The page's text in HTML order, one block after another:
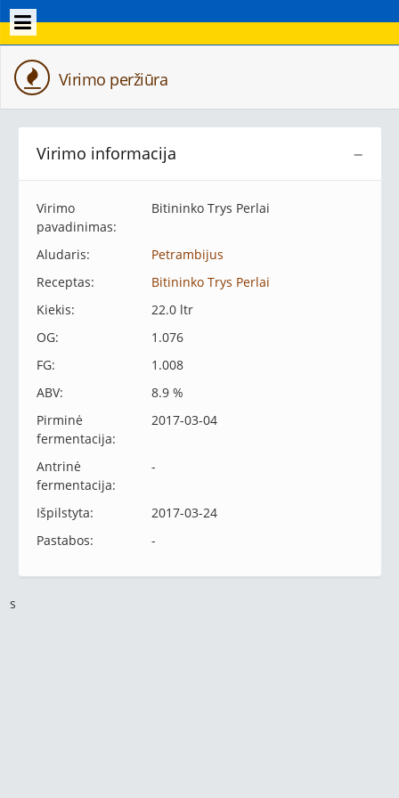
Virimo peržiūra
−
Virimo informacija
Virimo
pavadinimas:
Bitininko Trys Perlai
Aludaris:
Petrambijus
Receptas:
Bitininko Trys Perlai
Kiekis:
22.0 ltr
OG:
1.076
FG:
1.008
ABV:
8.9 %
Pirminė
fermentacija:
2017-03-04
Antrinė
fermentacija:
-
Išpilstyta:
2017-03-24
Pastabos:
-
s